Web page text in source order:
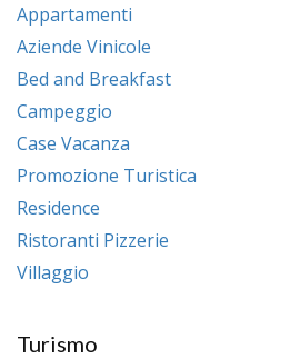
Appartamenti
Aziende Vinicole
Bed and Breakfast
Campeggio
Case Vacanza
Promozione Turistica
Residence
Ristoranti Pizzerie
Villaggio
Turismo